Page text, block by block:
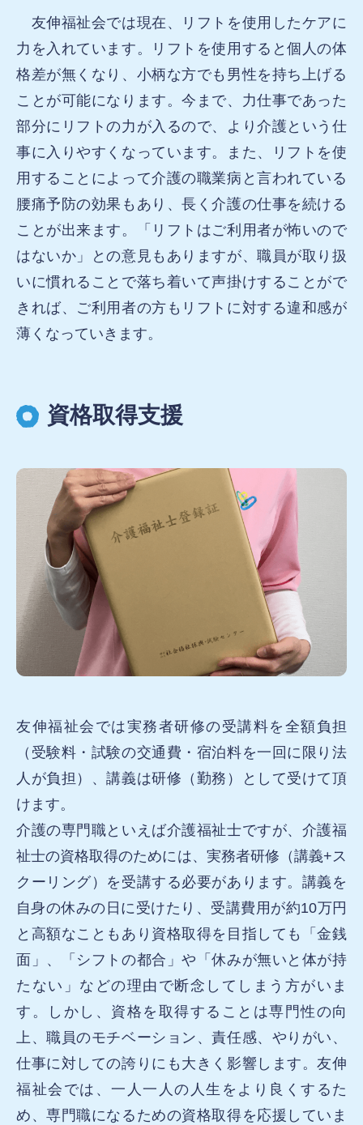
友伸福祉会では現在、リフトを使用したケアに
力を入れています。リフトを使用すると個人の体
格差が無くなり、小柄な方でも男性を持ち上げる
ことが可能になります。今まで、力仕事であった
部分にリフトの力が入るので、より介護という仕
事に入りやすくなっています。
また、リフトを使
用することによって介護の職業病と言われている
腰痛予防の効果もあり、長く介護の仕事を続ける
ことが出来ます。「リフトはご利用者が怖いので
はないか」との意見もありますが、職員が取り扱
いに慣れることで落ち着いて声掛けすることがで
きれば、ご利用者の方もリフトに対する違和感が
薄くなっていきます。
資格取得支援
友伸福祉会では実務者研修の受講料を全額負担
（受験料・試験の交通費・宿泊料を一回に限り法
人が負担）、講義は研修（勤務）として受けて頂
けます。
介護の専門職といえば介護福祉士ですが、介護福
祉士の資格取得のためには、実務者研修（講義+ス
クーリング）を受講する必要があります。講義を
自身の休みの日に受けたり、受講費用が約10万円
と高額なこともあり資格取得を目指しても「金銭
面」、「シフトの都合」や「休みが無いと体が持
たない」などの理由で断念してしまう方がいま
す。しかし、資格を取得することは専門性の向
上、職員のモチベーション、責任感、やりがい、
仕事に対しての誇りにも大きく影響します。友伸
福祉会では、一人一人の人生をより良くするた
め、専門職になるための資格取得を応援していま